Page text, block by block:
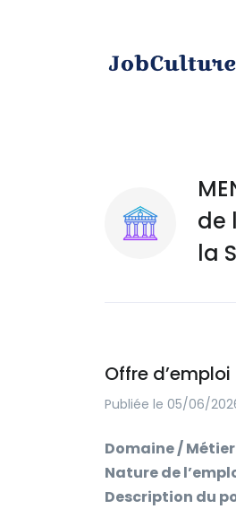
de
la
Offre d’emploi
Publiée le 05/06/
Domaine / Métier
Nature de
Description du